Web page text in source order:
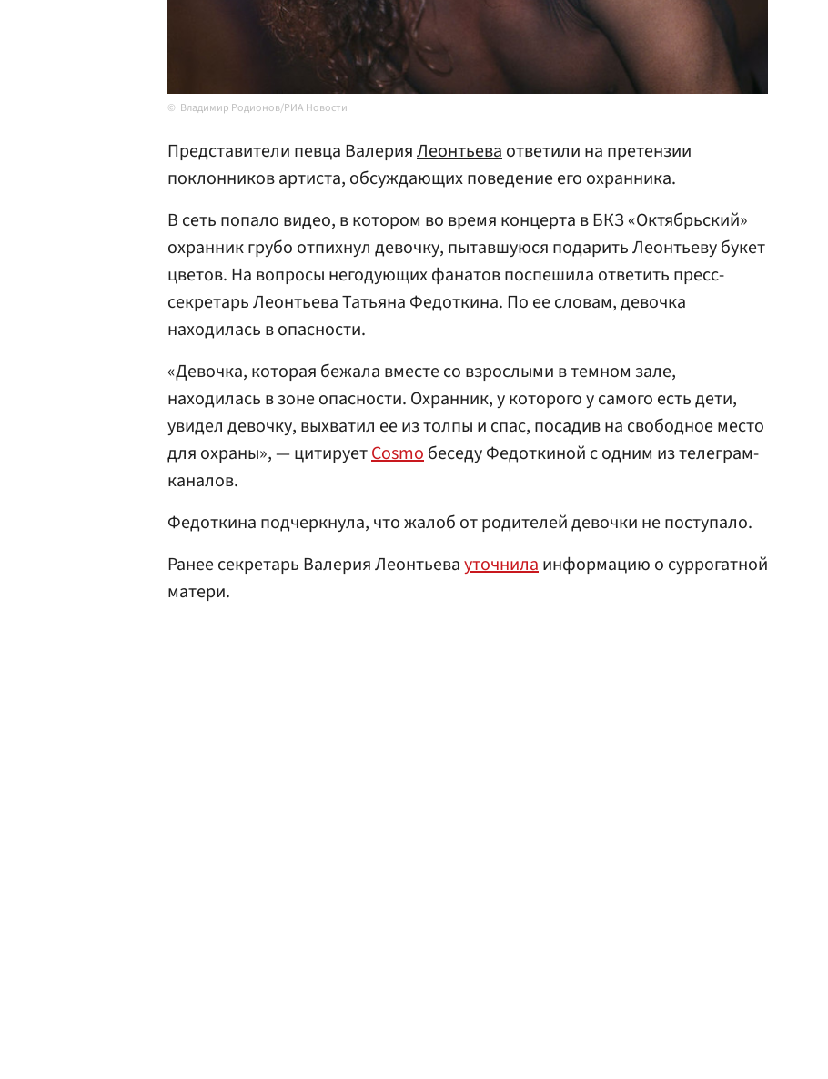
Владимир Родионов/РИА Новости
Представители певца ВалерияЛеонтьеваответили на претензии
поклонников артиста, обсуждающих поведение его охранника.
В сеть попало видео, в котором во время концерта в БКЗ «Октябрьский»
охранник грубо отпихнул девочку, пытавшуюся подарить Леонтьеву букет
цветов. На вопросы негодующих фанатов поспешила ответить пресс-
секретарь Леонтьева Татьяна Федоткина. По ее словам, девочка
находилась в опасности.
«Девочка, которая бежала вместе со взрослыми в темном зале,
находилась в зоне опасности. Охранник, у которого у самого есть дети,
увидел девочку, выхватил ее из толпы и спас, посадив на свободное место
для охраны», — цитируетCosmoбеседу Федоткиной с одним из телеграм-
каналов.
Федоткина подчеркнула, что жалоб от родителей девочки не поступало.
Ранее секретарь Валерия Леонтьевауточнилаинформацию о суррогатной
матери.